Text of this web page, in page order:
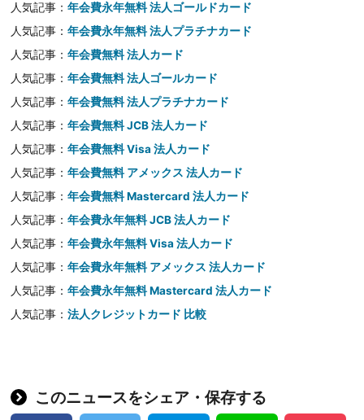
人気記事：年会費永年無料 法人ゴールドカード
人気記事：年会費永年無料 法人プラチナカード
人気記事：年会費無料 法人カード
人気記事：年会費無料 法人ゴールカード
人気記事：年会費無料 法人プラチナカード
人気記事：年会費無料 JCB 法人カード
人気記事：年会費無料 Visa 法人カード
人気記事：年会費無料 アメックス 法人カード
人気記事：年会費無料 Mastercard 法人カード
人気記事：年会費永年無料 JCB 法人カード
人気記事：年会費永年無料 Visa 法人カード
人気記事：年会費永年無料 アメックス 法人カード
人気記事：年会費永年無料 Mastercard 法人カード
人気記事：法人クレジットカード 比較
このニュースをシェア・保存する